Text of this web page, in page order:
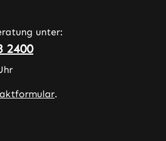
unter:
2400
.
– öffnet in neuem Tab
vorbei – öffnet in neuem Tab
Pinterest inspirieren – öffnet in
auf X – öffnet in neuem Tab